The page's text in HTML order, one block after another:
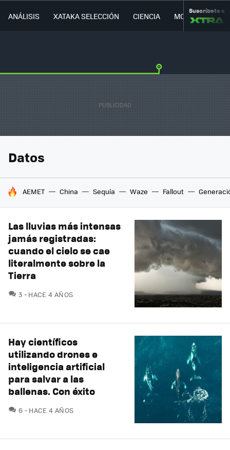
ANÁLISIS XATAKA SELECCIÓN CIENCIA MOVILIDAD
Suscríbete a
Datos
HOY SE HABLA DE
AEMET China Sequía Waze Fallout
Las lluvias más intensas
jamás registradas:
cuando el cielo se cae
literalmente sobre la
Tierra
3 COMENTARIOS
HACE 4 AÑOS
Hay científicos
utilizando drones e
inteligencia artificial
para salvar a las
ballenas. Con éxito
6 COMENTARIOS
HACE 4 AÑOS